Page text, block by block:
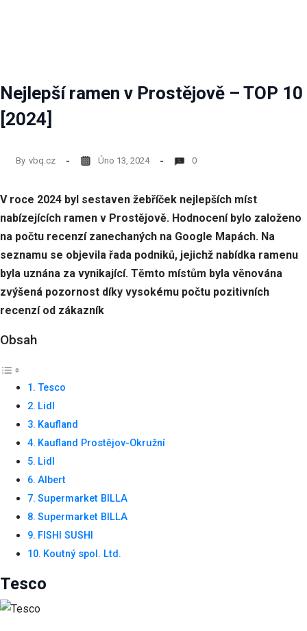
Nejlepší ramen v Prostějově – TOP 10
[2024]
By vbq.cz Úno 13, 2024 0
V roce 2024 byl sestaven žebříček nejlepších míst
nabízejících ramen v Prostějově. Hodnocení bylo založeno
na počtu recenzí zanechaných na Google Mapách. Na
seznamu se objevila řada podniků, jejichž nabídka ramenu
byla uznána za vynikající. Těmto místům byla věnována
zvýšená pozornost díky vysokému počtu pozitivních
recenzí od zákazník
Obsah
Tesco
Lidl
Kaufland
Kaufland Prostějov-Okružní
Lidl
Albert
Supermarket BILLA
Supermarket BILLA
FISHI SUSHI
Koutný spol. Ltd.
Tesco